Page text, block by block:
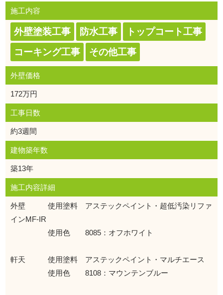
施工内容
外壁塗装工事 防水工事
トップコート工事
コーキング工事
その他工事
外壁価格
172万円
工事日数
約3週間
建物築年数
築13年
施工内容詳細
外壁 使用塗料 アステックペイント・超低汚染リファ
インMF-IR
使用色 8085：オフホワイト
軒天 使用塗料 アステックペイント・マルチエース
使用色 8108：マウンテンブルー